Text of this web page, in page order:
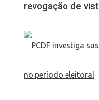
revogação de